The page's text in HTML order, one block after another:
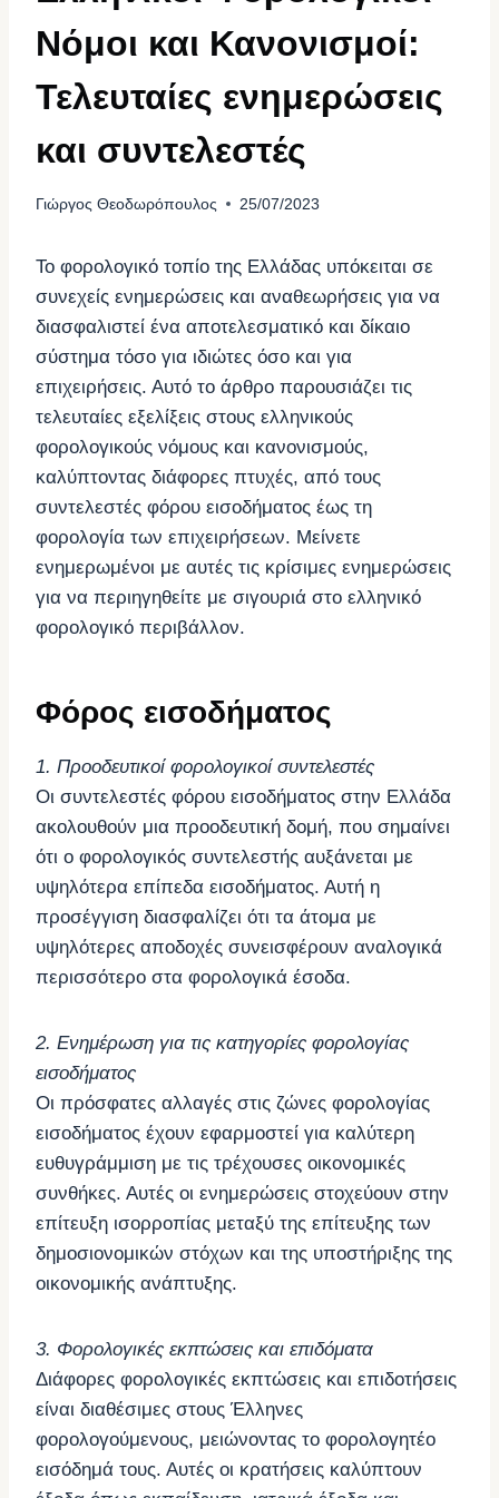
Νόμοι και Κανονισμοί:
Τελευταίες ενημερώσεις
και συντελεστές
Γιώργος Θεοδωρόπουλος 25/07/2023
Το φορολογικό τοπίο της Ελλάδας υπόκειται σε
συνεχείς ενημερώσεις και αναθεωρήσεις για να
διασφαλιστεί ένα αποτελεσματικό και δίκαιο
σύστημα τόσο για ιδιώτες όσο και για
επιχειρήσεις. Αυτό το άρθρο παρουσιάζει τις
τελευταίες εξελίξεις στους ελληνικούς
φορολογικούς νόμους και κανονισμούς,
καλύπτοντας διάφορες πτυχές, από τους
συντελεστές φόρου εισοδήματος έως τη
φορολογία των επιχειρήσεων. Μείνετε
ενημερωμένοι με αυτές τις κρίσιμες ενημερώσεις
για να περιηγηθείτε με σιγουριά στο ελληνικό
φορολογικό περιβάλλον.
Φόρος εισοδήματος
1. Προοδευτικοί φορολογικοί συντελεστές
Οι συντελεστές φόρου εισοδήματος στην Ελλάδα
ακολουθούν μια προοδευτική δομή, που σημαίνει
ότι ο φορολογικός συντελεστής αυξάνεται με
υψηλότερα επίπεδα εισοδήματος. Αυτή η
προσέγγιση διασφαλίζει ότι τα άτομα με
υψηλότερες αποδοχές συνεισφέρουν αναλογικά
περισσότερο στα φορολογικά έσοδα.
2. Ενημέρωση για τις κατηγορίες φορολογίας
εισοδήματος
Οι πρόσφατες αλλαγές στις ζώνες φορολογίας
εισοδήματος έχουν εφαρμοστεί για καλύτερη
ευθυγράμμιση με τις τρέχουσες οικονομικές
συνθήκες. Αυτές οι ενημερώσεις στοχεύουν στην
επίτευξη ισορροπίας μεταξύ της επίτευξης των
δημοσιονομικών στόχων και της υποστήριξης της
οικονομικής ανάπτυξης.
3. Φορολογικές εκπτώσεις και επιδόματα
Διάφορες φορολογικές εκπτώσεις και επιδοτήσεις
είναι διαθέσιμες στους Έλληνες
φορολογούμενους, μειώνοντας το φορολογητέο
εισόδημά τους. Αυτές οι κρατήσεις καλύπτουν